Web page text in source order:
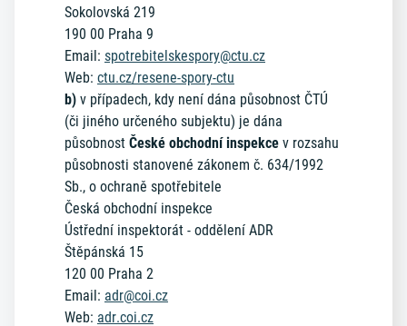
Sokolovská 219
190 00 Praha 9
Email: spotrebitelskespory@ctu.cz
Web: ctu.cz/resene-spory-ctu
b) v případech, kdy není dána působnost ČTÚ
(či jiného určeného subjektu) je dána
působnost České obchodní inspekce v rozsahu
působnosti stanovené zákonem č. 634/1992
Sb., o ochraně spotřebitele
Česká obchodní inspekce
Ústřední inspektorát - oddělení ADR
Štěpánská 15
120 00 Praha 2
Email: adr@coi.cz
Web: adr.coi.cz